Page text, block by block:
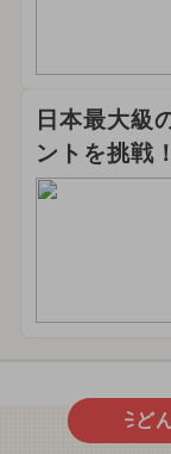
日本最大級
ントを挑戦！
ど